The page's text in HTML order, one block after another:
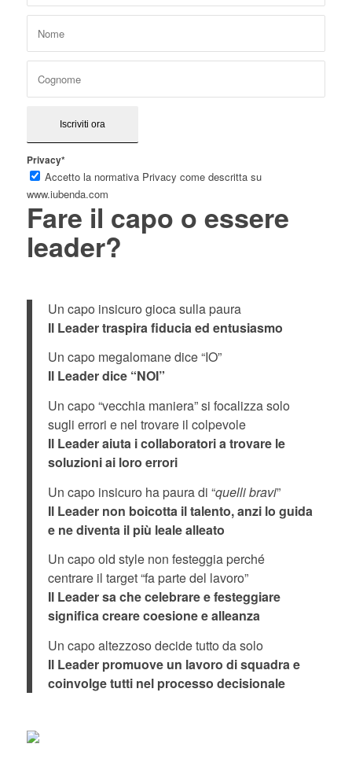
Privacy*
Accetto la normativa Privacy come descritta su
www.iubenda.com
Fare il capo o essere
leader?
Un capo insicuro gioca sulla paura
Il Leader traspira fiducia ed entusiasmo
Un capo megalomane dice “IO”
Il Leader dice “NOI”
Un capo “vecchia maniera” si focalizza solo
sugli errori e nel trovare il colpevole
Il Leader aiuta i collaboratori a trovare le
soluzioni ai loro errori
Un capo insicuro ha paura di “quelli bravi”
Il Leader non boicotta il talento, anzi lo guida
e ne diventa il più leale alleato
Un capo old style non festeggia perché
centrare il target “fa parte del lavoro”
Il Leader sa che celebrare e festeggiare
significa creare coesione e alleanza
Un capo altezzoso decide tutto da solo
Il Leader promuove un lavoro di squadra e
coinvolge tutti nel processo decisionale